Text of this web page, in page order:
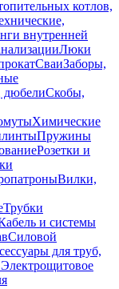
котлов,
внутренней
Люки
СваиЗаборы,
дюбелиСкобы,
Химические
Пружины
Розетки и
Вилки,
Трубки
и системы
Силовой
для труб,
Электрощитовое